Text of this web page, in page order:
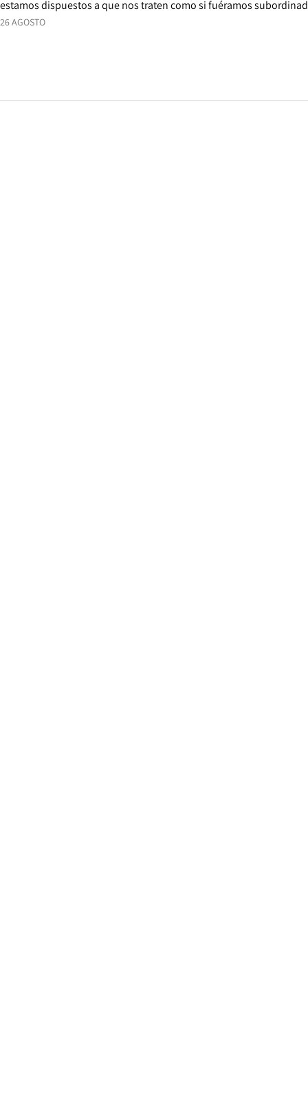
26 AGOSTO
estamos dispuestos a que nos traten como si fuéramos